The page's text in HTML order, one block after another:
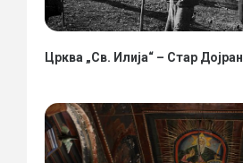
Црква „Св. Илија“ – Стар Дојран